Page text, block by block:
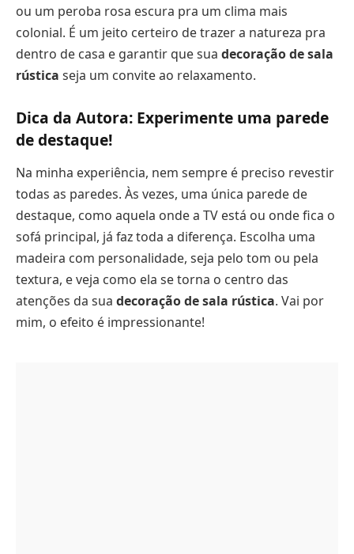
ou um peroba rosa escura pra um clima mais
colonial. É um jeito certeiro de trazer a natureza pra
dentro de casa e garantir que sua decoração de sala
rústica seja um convite ao relaxamento.
Dica da Autora: Experimente uma parede
de destaque!
Na minha experiência, nem sempre é preciso revestir
todas as paredes. Às vezes, uma única parede de
destaque, como aquela onde a TV está ou onde fica o
sofá principal, já faz toda a diferença. Escolha uma
madeira com personalidade, seja pelo tom ou pela
textura, e veja como ela se torna o centro das
atenções da sua decoração de sala rústica. Vai por
mim, o efeito é impressionante!